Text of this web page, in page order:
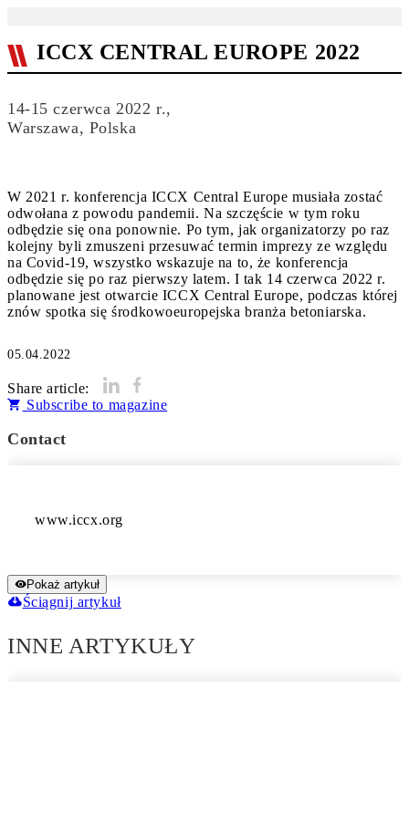
ICCX CENTRAL EUROPE 2022
14-15 czerwca 2022 r.,
Warszawa, Polska
W 2021 r. konferencja ICCX Central Europe musiała zostać
odwołana z powodu pandemii. Na szczęście w tym roku
odbędzie się ona ponownie. Po tym, jak organizatorzy po raz
kolejny byli zmuszeni przesuwać termin imprezy ze względu
na Covid-19, wszystko wskazuje na to, że konferencja
odbędzie się po raz pierwszy latem. I tak 14 czerwca 2022 r.
planowane jest otwarcie ICCX Central Europe, podczas której
znów spotka się środkowoeuropejska branża betoniarska.
05.04.2022
Share article:
Subscribe to magazine
Contact
www.iccx.org
Pokaż artykuł
Ściągnij artykuł
INNE ARTYKUŁY